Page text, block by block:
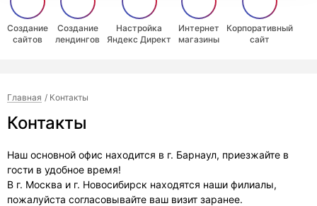
Создание
сайтов
Создание
лендингов
Настройка
Яндекс Директ
Интернет
магазины
Корпоративный
сайт
Главная Контакты
Контакты
Наш основной офис находится в г. Барнаул, приезжайте в
гости в удобное время!
В г. Москва и г. Новосибирск находятся наши филиалы,
пожалуйста согласовывайте ваш визит заранее.